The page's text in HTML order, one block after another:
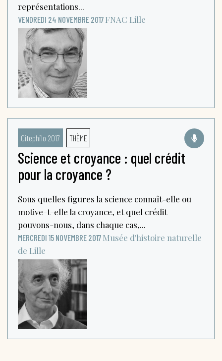
représentations...
VENDREDI 24 NOVEMBRE 2017 FNAC Lille
Citephilo 2017 THÈME
Science et croyance : quel crédit
pour la croyance ?
Sous quelles figures la science connaît-elle ou
motive-t-elle la croyance, et quel crédit
pouvons-nous, dans chaque cas,...
MERCREDI 15 NOVEMBRE 2017 Musée d'histoire naturelle
de Lille